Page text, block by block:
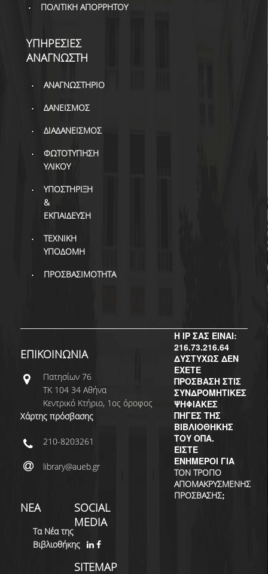
Σ.Ε.Α.Β.
ΠΥΛΗ HEAL LINK
ΜΟ.ΔΙ.Π.Α.Β.
ΕΠΙΣΤΗΜΟΝΙΚΗ
ΕΠΙΚΟΙΝΩΝΗΣΗ
ΠΟΛΙΤΙΚΗ ΑΠΟΡΡΗΤΟΥ
ΥΠΗΡΕΣΙΕΣ
ΑΝΑΓΝΩΣΤΗ
ΑΝΑΓΝΩΣΤΗΡΙΟ
ΔΑΝΕΙΣΜΟΣ
ΔΙΑΔΑΝΕΙΣΜΟΣ
ΦΩΤΟΤΥΠΗΣΗ
ΥΛΙΚΟΥ
ΥΠΟΣΤΗΡΙΞΗ
&
ΕΚΠΑΙΔΕΥΣΗ
ΤΕΧΝΙΚΗ
ΥΠΟΔΟΜΗ
ΠΡΟΣΒΑΣΙΜΟΤΗΤΑ
Η IP ΣΑΣ ΕΙΝΑΙ:
216.73.216.64
ΔΥΣΤΥΧΩΣ ΔΕΝ
ΕΧΕΤΕ
ΠΡΟΣΒΑΣΗ ΣΤΙΣ
ΣΥΝΔΡΟΜΗΤΙΚΕΣ
ΨΗΦΙΑΚΕΣ
ΠΗΓΕΣ ΤΗΣ
ΒΙΒΛΙΟΘΗΚΗΣ
ΤΟΥ ΟΠΑ.
ΕΙΣΤΕ
ΕΝΗΜΕΡΟΙ ΓΙΑ
ΤΟΝ ΤΡΟΠΟ
ΑΠΟΜΑΚΡΥΣΜΕΝΗΣ
ΠΡΟΣΒΑΣΗΣ;
ΕΠΙΚΟΙΝΩΝΙΑ
Πατησίων 76
ΤΚ 104 34 Αθήνα
Κεντρικό Κτήριο, 1ος όροφος
Χάρτης πρόσβασης
210-8203261
library@aueb.gr
ΝΕΑ
Τα Νέα της
Βιβλιοθήκης
SOCIAL
MEDIA
SITEMAP